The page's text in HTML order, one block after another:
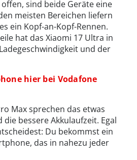
sind beide Geräte eine
meisten Bereichen liefern
ein Kopf-an-Kopf-Rennen.
hat das Xiaomi 17 Ultra in
und der
hier bei Vodafone
Max sprechen das etwas
die bessere Akkulaufzeit. Egal
Du bekommst ein
das in nahezu jeder